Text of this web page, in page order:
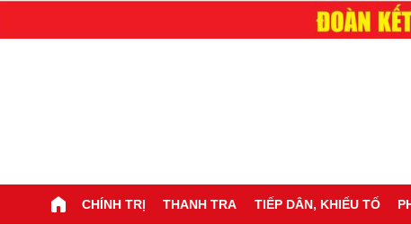
CHÍNH TRỊ THANH TRA TIẾP DÂN, KHIẾU TỐ